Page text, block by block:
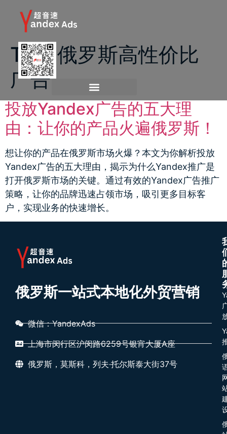
Tag:俄罗斯高性价比
广告
投放Yandex广告的五大理
由：让你的产品火遍俄罗斯！
想让你的产品在俄罗斯市场火爆？本文为你解析投放
Yandex广告的五大理由，揭示为什么Yandex推广是
打开俄罗斯市场的关键。通过有效的Yandex广告推广
策略，让你的品牌迅速占领市场，吸引更多目标客
户，实现业务的快速增长。
俄罗斯一站式本地化外贸营销
微信：YandexAds
上海市闵行区沪闵路6259号银宵大厦A座
俄罗斯，莫斯科，列夫·托尔斯泰大街37号